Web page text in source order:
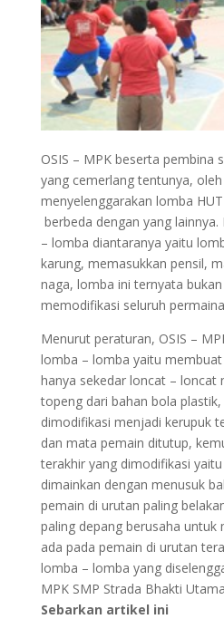
OSIS – MPK beserta pembina
yang cemerlang tentunya,
menyelenggarakan lomba
berbeda dengan yang
– lomba diantaranya yaitu
karung, memasukkan pensil,
naga, lomba ini ternyata
memodifikasi seluruh
Menurut peraturan, OSIS –
lomba – lomba yaitu
hanya sekedar loncat – loncat
topeng dari bahan bola
dimodifikasi menjadi kerupuk
dan mata pemain ditutup,
terakhir yang dimodifikasi
dimainkan dengan menusuk
pemain di urutan paling
paling depang berusaha untuk
ada pada pemain di urutan
lomba – lomba yang
MPK SMP Strada Bhakti
Sebarkan artikel ini